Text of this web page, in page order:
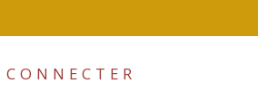
CONNECTER